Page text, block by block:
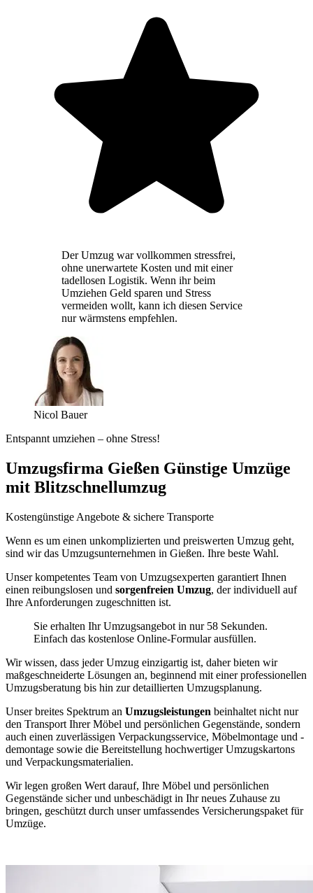
Der Umzug war vollkommen stressfrei,
ohne unerwartete Kosten und mit einer
tadellosen Logistik. Wenn ihr beim
Umziehen Geld sparen und Stress
vermeiden wollt, kann ich diesen Service
nur wärmstens empfehlen.
Nicol Bauer
Entspannt umziehen – ohne Stress!
Umzugsfirma Gießen Günstige Umzüge
mit Blitzschnellumzug
Kostengünstige Angebote & sichere Transporte
Wenn es um einen unkomplizierten und preiswerten Umzug geht,
sind wir das Umzugsunternehmen in Gießen. Ihre beste Wahl.
Unser kompetentes Team von Umzugsexperten garantiert Ihnen
einen reibungslosen und sorgenfreien Umzug, der individuell auf
Ihre Anforderungen zugeschnitten ist.
Sie erhalten Ihr Umzugsangebot in nur 58 Sekunden.
Einfach das kostenlose Online-Formular ausfüllen.
Wir wissen, dass jeder Umzug einzigartig ist, daher bieten wir
maßgeschneiderte Lösungen an, beginnend mit einer professionellen
Umzugsberatung bis hin zur detaillierten Umzugsplanung.
Unser breites Spektrum an Umzugsleistungen beinhaltet nicht nur
den Transport Ihrer Möbel und persönlichen Gegenstände, sondern
auch einen zuverlässigen Verpackungsservice, Möbelmontage und -
demontage sowie die Bereitstellung hochwertiger Umzugskartons
und Verpackungsmaterialien.
Wir legen großen Wert darauf, Ihre Möbel und persönlichen
Gegenstände sicher und unbeschädigt in Ihr neues Zuhause zu
bringen, geschützt durch unser umfassendes Versicherungspaket für
Umzüge.